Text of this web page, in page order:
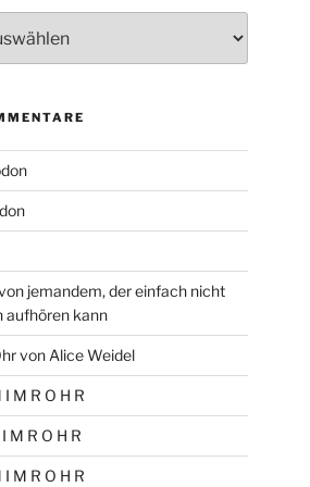
jemandem, der einfach nicht
aufhören kann
von Alice Weidel
I M R O H R
M R O H R
I M R O H R